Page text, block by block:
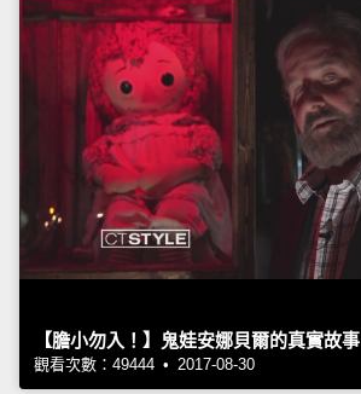
【膽小勿入！】鬼娃安娜貝爾的真實故事
觀看次數：49444 • 2017-08-30